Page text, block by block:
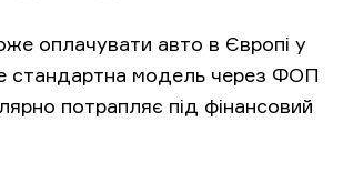
оплачувати авто в Європі у
стандартна модель через ФОП
потрапляє під фінансовий